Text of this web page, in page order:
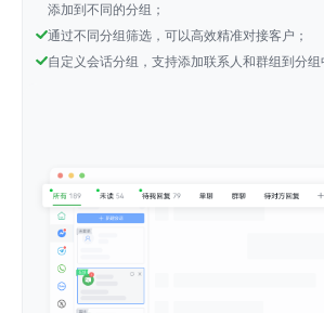
添加到不同的分组；
通过不同分组筛选，可以高效精准对接客户；
自定义会话分组，支持添加联系人和群组到分组